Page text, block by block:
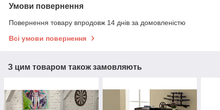
Умови повернення
Повернення товару впродовж 14 днів за домовленістю
Всі умови повернення
З цим товаром також замовляють